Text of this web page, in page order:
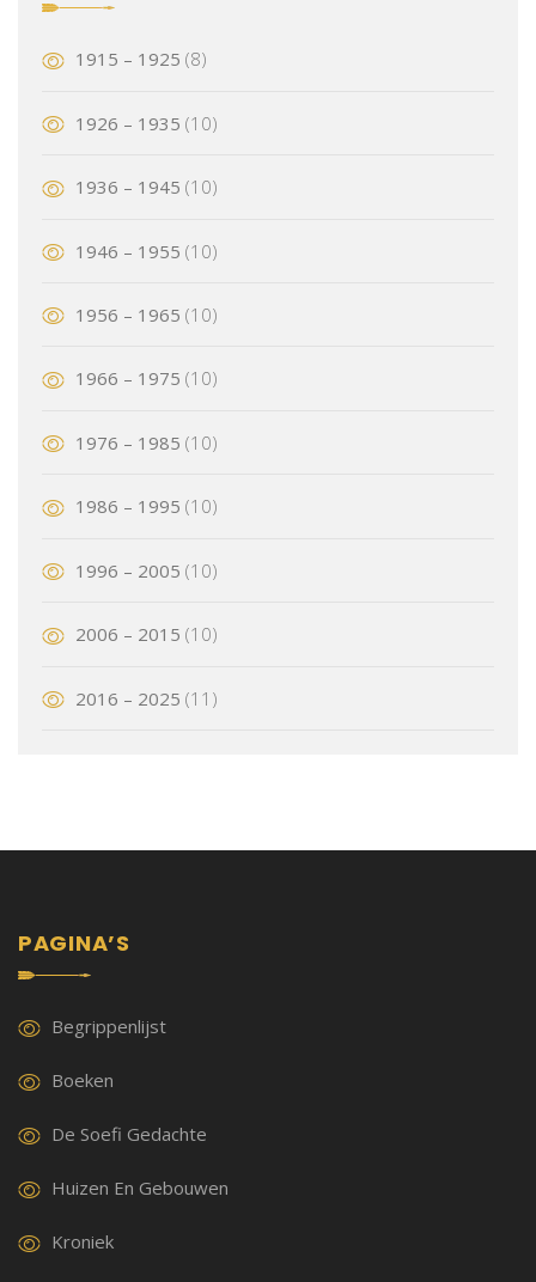
1915 – 1925 (8)
1926 – 1935 (10)
1936 – 1945 (10)
1946 – 1955 (10)
1956 – 1965 (10)
1966 – 1975 (10)
1976 – 1985 (10)
1986 – 1995 (10)
1996 – 2005 (10)
2006 – 2015 (10)
2016 – 2025 (11)
PAGINA’S
Begrippenlijst
Boeken
De Soefi Gedachte
Huizen En Gebouwen
Kroniek